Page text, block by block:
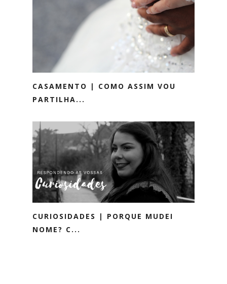
CASAMENTO | COMO ASSIM VOU
PARTILHA...
CURIOSIDADES | PORQUE MUDEI
NOME? C...